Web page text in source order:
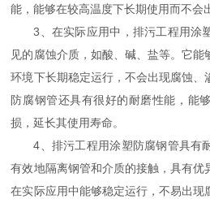
能，能够在较高温度下长期使用而不会
3、在实际应用中，排污工程用涂
见的腐蚀介质，如酸、碱、盐等。它
环境下长期稳定运行，不会出现腐蚀、
防腐钢管还具有很好的耐磨性能，能
损，延长其使用寿命。
4、排污工程用涂塑防腐钢管具有
有效地隔离钢管和介质的接触，具有优
在实际应用中能够稳定运行，不易出现